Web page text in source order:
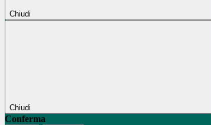
Chiudi
Chiudi
Conferma